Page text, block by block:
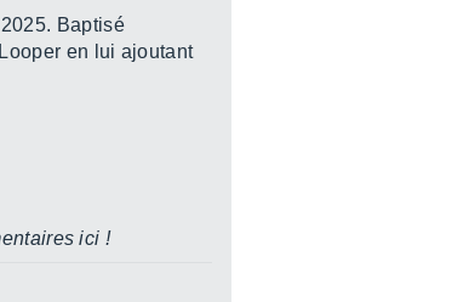
Baptisé
en lui ajoutant
ici !